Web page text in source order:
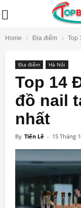
Home Địa điểm Top
Địa điểm Hà Nội
Top 14
đồ nail
nhất
By Tiến Lê - 15 Tháng